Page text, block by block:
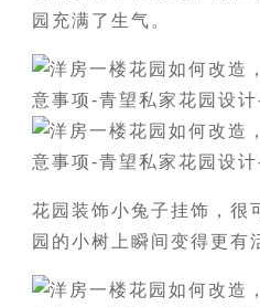
园充满了生气。
花园装饰小兔子挂饰，很
园的小树上瞬间变得更有